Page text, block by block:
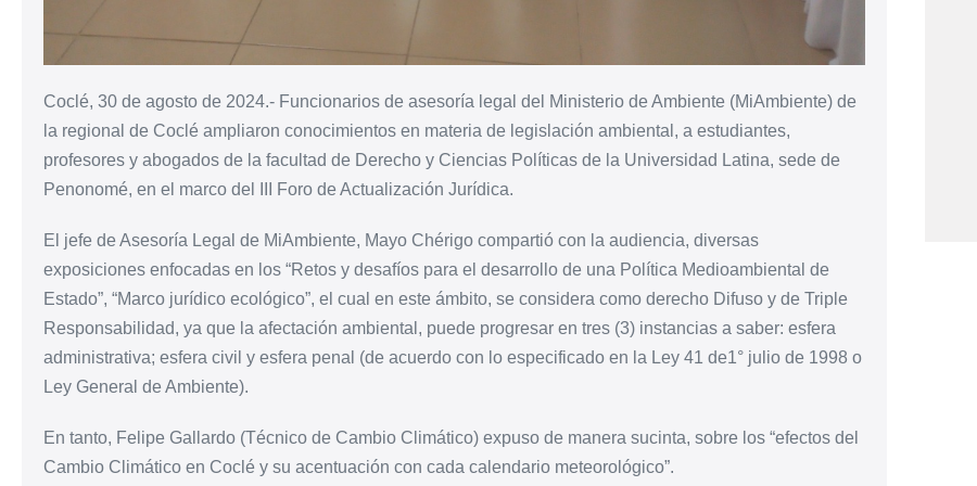
Coclé, 30 de agosto de 2024.- Funcionarios de asesoría legal del Ministerio de Ambiente (MiAmbiente) de
la regional de Coclé ampliaron conocimientos en materia de legislación ambiental, a estudiantes,
profesores y abogados de la facultad de Derecho y Ciencias Políticas de la Universidad Latina, sede de
Penonomé, en el marco del III Foro de Actualización Jurídica.
El jefe de Asesoría Legal de MiAmbiente, Mayo Chérigo compartió con la audiencia, diversas
exposiciones enfocadas en los “Retos y desafíos para el desarrollo de una Política Medioambiental de
Estado”, “Marco jurídico ecológico”, el cual en este ámbito, se considera como derecho Difuso y de Triple
Responsabilidad, ya que la afectación ambiental, puede progresar en tres (3) instancias a saber: esfera
administrativa; esfera civil y esfera penal (de acuerdo con lo especificado en la Ley 41 de1° julio de 1998 o
Ley General de Ambiente).
En tanto, Felipe Gallardo (Técnico de Cambio Climático) expuso de manera sucinta, sobre los “efectos del
Cambio Climático en Coclé y su acentuación con cada calendario meteorológico”.